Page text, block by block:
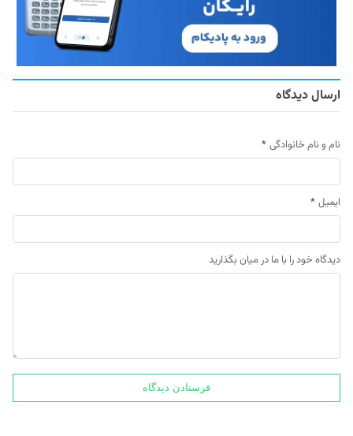
ارسال دیدگاه
نام و نام خانوادگی *
ایمیل *
دیدگاه خود را با ما در میان بگذارید